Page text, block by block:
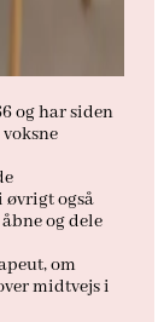
og har siden
øvrigt også
og dele
om
midtvejs i